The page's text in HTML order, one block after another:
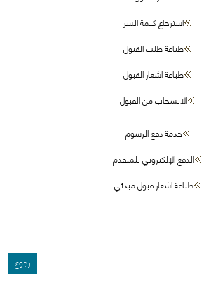
استرجاع كلمة السر
طباعة طلب القبول
طباعة اشعار القبول
الانسحاب من القبول
خدمة دفع الرسوم
الدفع الإلكتروني للمتقدم
طباعة اشعار قبول مبدئي
رجوع